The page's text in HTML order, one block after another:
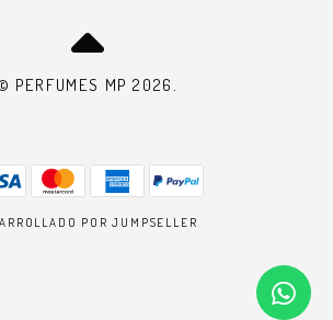
PERFUMES MP 2026.
POR JUMPSELLER